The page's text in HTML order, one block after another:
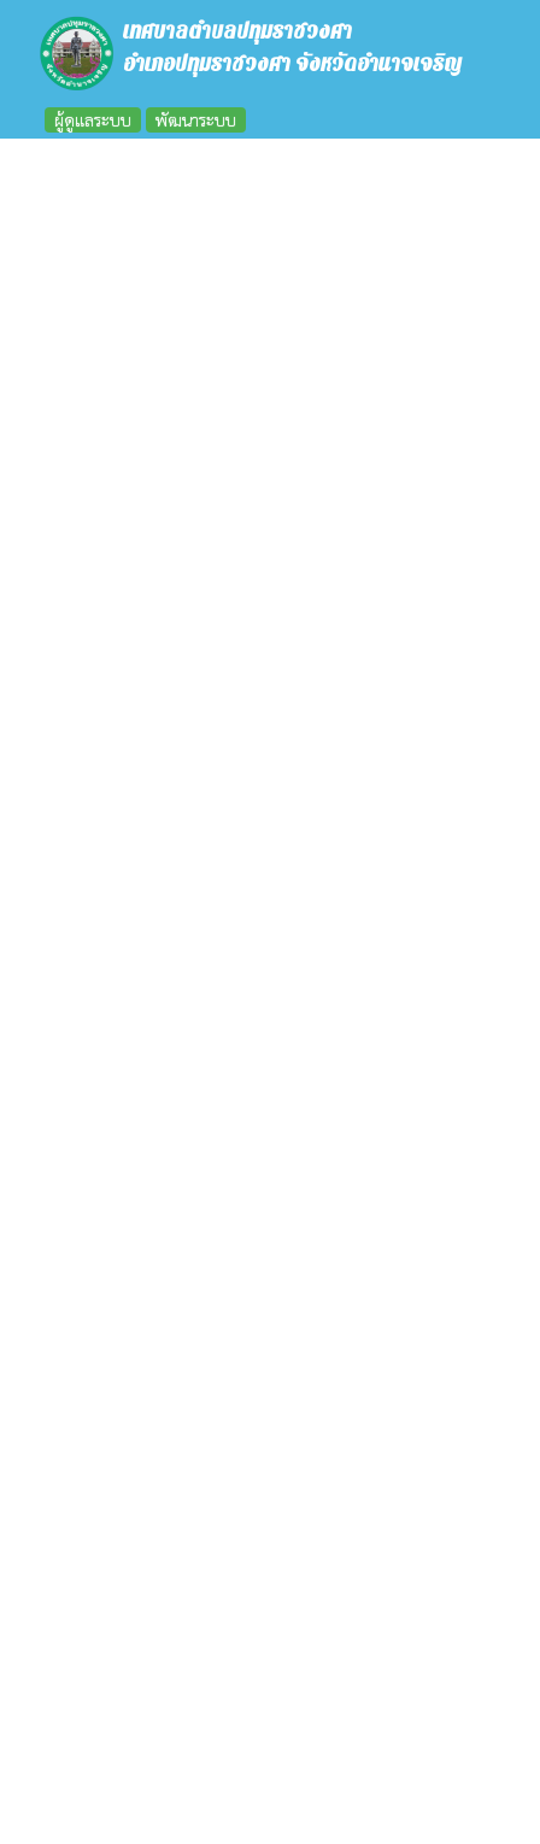
เทศบาลตำบลปทุมราชวงศา
อำเภอปทุมราชวงศา จังหวัดอำนาจเจริญ
ผู้ดูแลระบบ พัฒนาระบบ